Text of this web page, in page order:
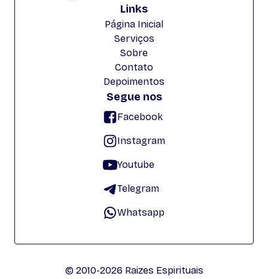
Links
Página Inicial
Serviços
Sobre
Contato
Depoimentos
Segue nos
Facebook
Instagram
Youtube
Telegram
Whatsapp
© 2010-2026 Raizes Espirituais